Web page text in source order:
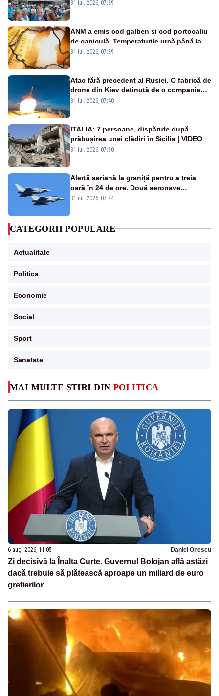
MAI MULTE ȘTIRI DIN POLITICA
6 aug. 2026, 11:05 Daniel Onescu
Zi decisivă la Înalta Curte. Guvernul Bolojan află astăzi
dacă trebuie să plătească aproape un miliard de euro
grefierilor
Legii salarizării
31 iul. 2026, 07:29
ANM a emis cod galben și cod portocaliu
de caniculă. Temperaturile urcă până la 38
de grade, iar nopțile devin tropicale
31 iul. 2026, 07:39
Atac fără precedent al Rusiei. O fabrică de
drone din Kiev deținută de o companie
americană, distrusă de o rachetă
31 iul. 2026, 07:40
ITALIA: 7 persoane, dispărute după
prăbușirea unei clădiri în Sicilia | VIDEO
31 iul. 2026, 07:50
Alertă aeriană la graniță pentru a treia
oară în 24 de ore. Două aeronave
Eurofighter britanice au fost ridicate de la
31 iul. 2026, 07:24
CATEGORII POPULARE
Actualitate
Politica
Economie
Social
Sport
Sanatate